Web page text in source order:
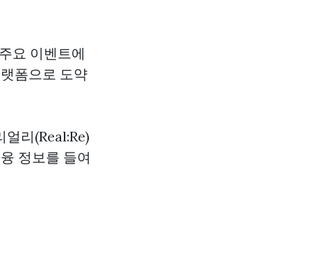
요 이벤트에
폼으로 도약
리(Real:Re)
정보를 들여